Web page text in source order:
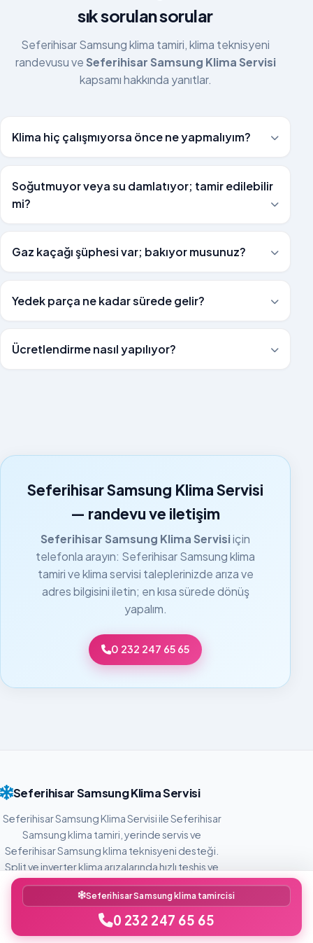
sık sorulan sorular
Seferihisar Samsung klima tamiri, klima teknisyeni
randevusu ve Seferihisar Samsung Klima Servisi
kapsamı hakkında yanıtlar.
Klima hiç çalışmıyorsa önce ne yapmalıyım?
Soğutmuyor veya su damlatıyor; tamir edilebilir
mi?
Gaz kaçağı şüphesi var; bakıyor musunuz?
Yedek parça ne kadar sürede gelir?
Ücretlendirme nasıl yapılıyor?
Seferihisar Samsung Klima Servisi
— randevu ve iletişim
Seferihisar Samsung Klima Servisiiçin
telefonla arayın: Seferihisar Samsung klima
tamiri ve klima servisi taleplerinizde arıza ve
adres bilgisini iletin; en kısa sürede dönüş
yapalım.
0 232 247 65 65
Seferihisar Samsung Klima Servisi
Seferihisar Samsung Klima Servisi ile Seferihisar
Samsung klima tamiri, yerinde servis ve
Seferihisar Samsung klima teknisyeni desteği.
Split ve inverter klima arızalarında hızlı teşhis ve
şeffaf iletişim.
MENÜ
Seferihisar Samsung klima tamircisi
0 232 247 65 65